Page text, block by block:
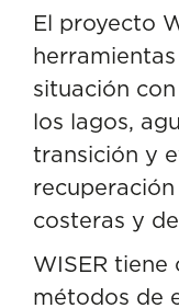
El proyecto
situación
los lagos,
transición y
costeras y
WISER
métodos de